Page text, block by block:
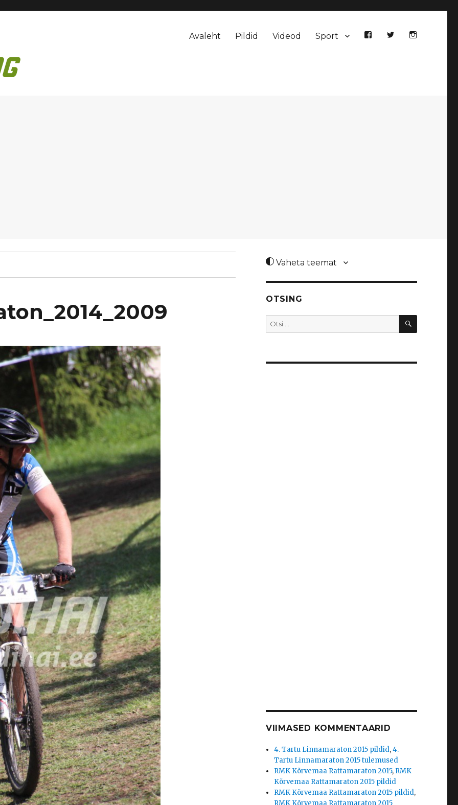
Avaleht Pildid Videod Sport
Vaheta teemat
OTSING
Otsi: OTSI
VIIMASED KOMMENTAARID
4. Tartu Linnamaraton 2015 pildid,4.
Tartu Linnamaraton 2015 tulemused
RMK Kõrvemaa Rattamaraton 2015, RMK
Kõrvemaa Rattamaraton 2015 pildid
RMK Kõrvemaa Rattamaraton 2015 pildid,
RMK Kõrvemaa Rattamaraton 2015